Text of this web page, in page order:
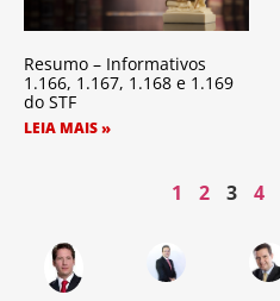
Resumo – Informativos
1.166, 1.167, 1.168 e 1.169
do STF
LEIA MAIS »
1 2 3 4